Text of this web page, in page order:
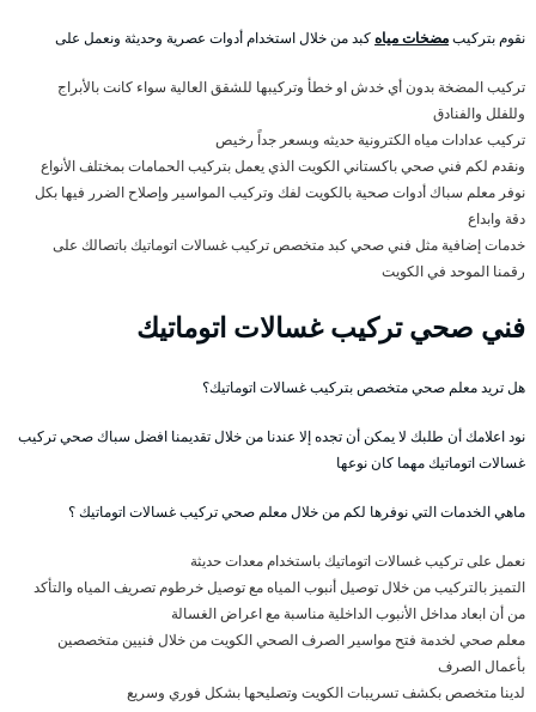
نقوم بتركيبمضخات مياهكبد من خلال استخدام أدوات عصرية وحديثة ونعمل على
تركيب المضخة بدون أي خدش او خطأ وتركيبها للشقق العالية سواء كانت بالأبراج
وللفلل والفنادق
تركيب عدادات مياه الكترونية حديثه وبسعر جداً رخيص
ونقدم لكم فني صحي باكستاني الكويت الذي يعمل بتركيب الحمامات بمختلف الأنواع
نوفر معلم سباك أدوات صحية بالكويت لفك وتركيب المواسير وإصلاح الضرر فيها بكل
دقة وابداع
خدمات إضافية مثل فني صحي كبد متخصص تركيب غسالات اتوماتيك باتصالك على
رقمنا الموحد في الكويت
فني صحي تركيب غسالات اتوماتيك
هل تريد معلم صحي متخصص بتركيب غسالات اتوماتيك؟
نود اعلامك أن طلبك لا يمكن أن تجده إلا عندنا من خلال تقديمنا افضل سباك صحي تركيب
غسالات اتوماتيك مهما كان نوعها
ماهي الخدمات التي نوفرها لكم من خلال معلم صحي تركيب غسالات اتوماتيك ؟
نعمل على تركيب غسالات اتوماتيك باستخدام معدات حديثة
التميز بالتركيب من خلال توصيل أنبوب المياه مع توصيل خرطوم تصريف المياه والتأكد
من أن ابعاد مداخل الأنبوب الداخلية مناسبة مع اعراض الغسالة
معلم صحي لخدمة فتح مواسير الصرف الصحي الكويت من خلال فنيين متخصصين
بأعمال الصرف
لدينا متخصص بكشف تسريبات الكويت وتصليحها بشكل فوري وسريع